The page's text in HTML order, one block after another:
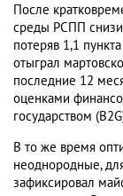
После
среды РСПП
потеряв 1,1
отыграл
последние 12
оценками
государством
В то же время
неоднородные,
зафиксировал